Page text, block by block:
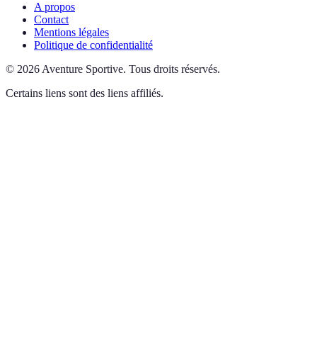
A propos
Contact
Mentions légales
Politique de confidentialité
© 2026 Aventure Sportive. Tous droits réservés.
Certains liens sont des liens affiliés.